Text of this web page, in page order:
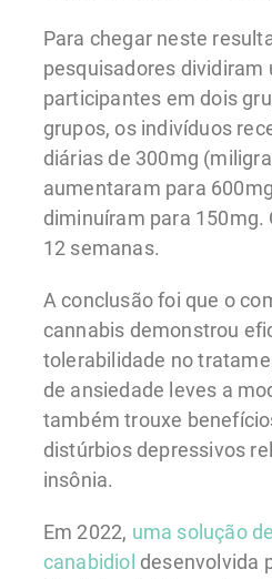
Para chegar neste
pesquisadores dividiram
participantes em dois
grupos, os indivíduos
diárias de 300mg
aumentaram para
diminuíram para 150mg.
12 semanas.
A conclusão foi que o
cannabis demonstrou
tolerabilidade no
de ansiedade leves a
também trouxe
distúrbios depressivos
insônia.
Em 2022, uma solução
canabidiol desenvolvida